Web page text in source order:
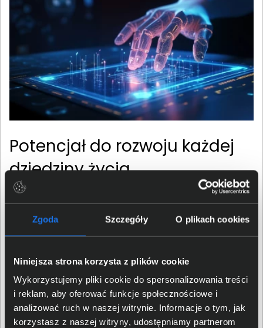
Zgoda Szczegóły O plikach cookies
Niniejsza strona korzysta z plików cookie
Wykorzystujemy pliki cookie do spersonalizowania treści
i reklam, aby oferować funkcje społecznościowe i
analizować ruch w naszej witrynie. Informacje o tym, jak
korzystasz z naszej witryny, udostępniamy partnerom
Potencjał do rozwoju każdej
dziedziny życia
Z pomocą sztucznej inteligencji użytkownicy mogą stać
się bardziej kreatywni, produktywni i bezpieczni.
prywatność poprzez zmniejszenie zależności od
innymi oprogramowanie oneAPI i OpenVINO,
dedykowane stacje robocze i szkolenia, aby
deweloperzy mogli lepiej wykorzystać SI. Pozwoli im to